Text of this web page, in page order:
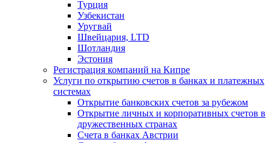
Турция
Узбекистан
Уругвай
Швейцария, LTD
Шотландия
Эстония
Регистрация компаний на Кипре
Услуги по открытию счетов в банках и платежных
системах
Открытие банковских счетов за рубежом
Открытие личных и корпоративных счетов в
дружественных странах
Счета в банках Австрии